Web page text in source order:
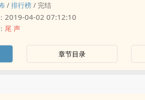
/ 排行榜 / 完结
2019-04-02 07:12:10
尾 声
章节目录